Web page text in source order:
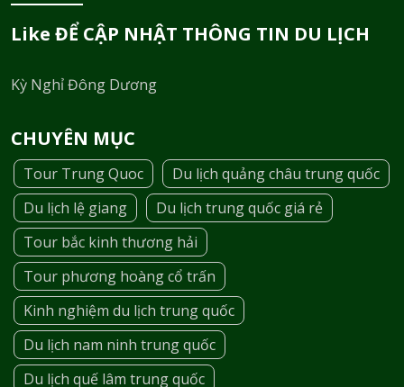
Like ĐỂ CẬP NHẬT THÔNG TIN DU LỊCH
Kỳ Nghỉ Đông Dương
CHUYÊN MỤC
Tour Trung Quoc
Du lịch quảng châu trung quốc
Du lịch lệ giang
Du lịch trung quốc giá rẻ
Tour bắc kinh thương hải
Tour phương hoàng cổ trấn
Kinh nghiệm du lịch trung quốc
Du lịch nam ninh trung quốc
Du lịch quế lâm trung quốc